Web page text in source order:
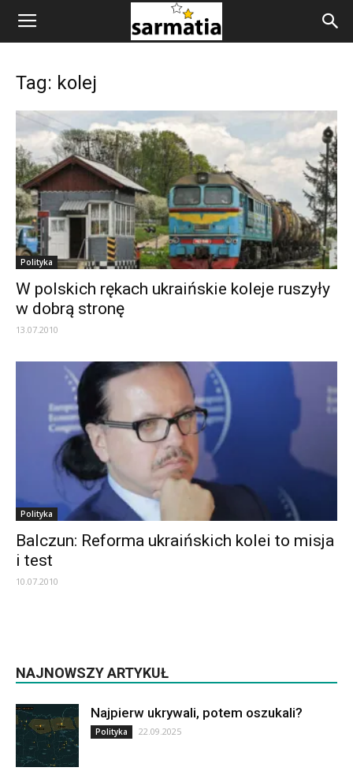
Tag: kolej
Polityka
W polskich rękach ukraińskie koleje ruszyły
w dobrą stronę
13.07.2010
Polityka
Balczun: Reforma ukraińskich kolei to misja
i test
10.07.2010
NAJNOWSZY ARTYKUŁ
Najpierw ukrywali, potem oszukali?
Polityka 22.09.2025